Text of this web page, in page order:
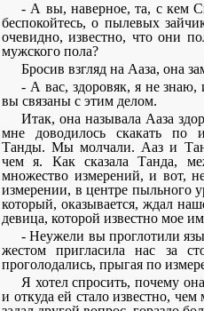
- А вы, наверное, та, с кем
беспокойтесь, о пылевых
очевидно, известно, что они
мужского пола?
Бросив взгляд на Ааза, она
- А вас, здоровяк, я не
вы связаны с этим делом.
Итак, она называла Ааза
мне доводилось скакать по
Танды. Мы молчали. Ааз и
чем я. Как сказала Танда,
множество измерений, и вот,
измерении, в центре пыльного
который, оказывается, ждал
девица, которой известно мое
- Неужели вы проглотили
жестом пригласила нас за
проголодались, прыгая по
Я хотел спросить, почему
и откуда ей стало известно,